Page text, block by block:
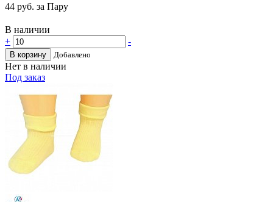
44 руб. за Пару
В наличии
+
-
В корзину Добавлено
Нет в наличии
Под заказ